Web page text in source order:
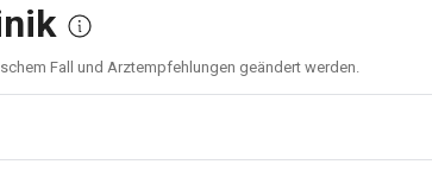
Fall und Arztempfehlungen geändert werden.